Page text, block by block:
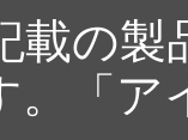
載の製
。「ア